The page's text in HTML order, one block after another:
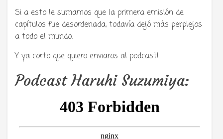
Si a esto le sumamos que la primera emisión de
capítulos fue desordenada, todavía dejó más perplejos
a todo el mundo.
Y ya corto que quiero enviaros al podcast!
Podcast Haruhi Suzumiya: